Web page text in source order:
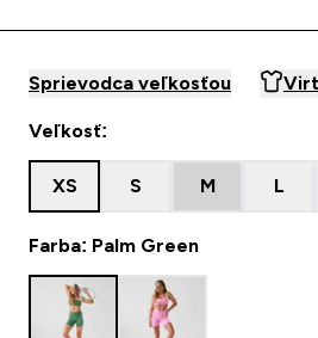
Sprievodca veľkosťou
Veľkosť:
XS S M L
Farba: Palm Green